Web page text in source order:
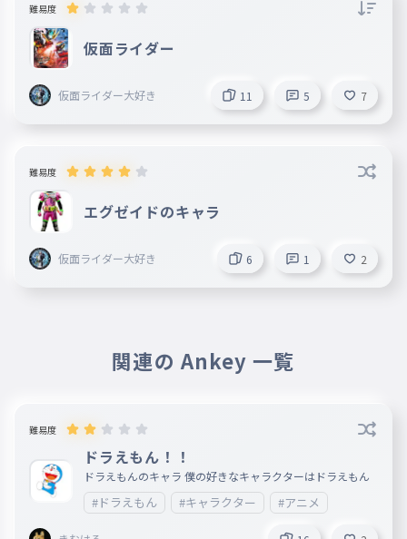
難易度
仮面ライダー
仮面ライダー大好き 11 5 7
難易度
エグゼイドのキャラ
仮面ライダー大好き 6 1 2
関連の Ankey 一覧
難易度
ドラえもん！！
ドラえもんのキャラ 僕の好きなキャラクターはドラえもん
#ドラえもん #キャラクター #アニメ